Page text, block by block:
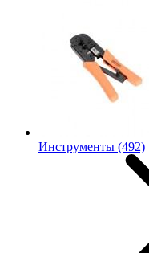
Инструменты (492)